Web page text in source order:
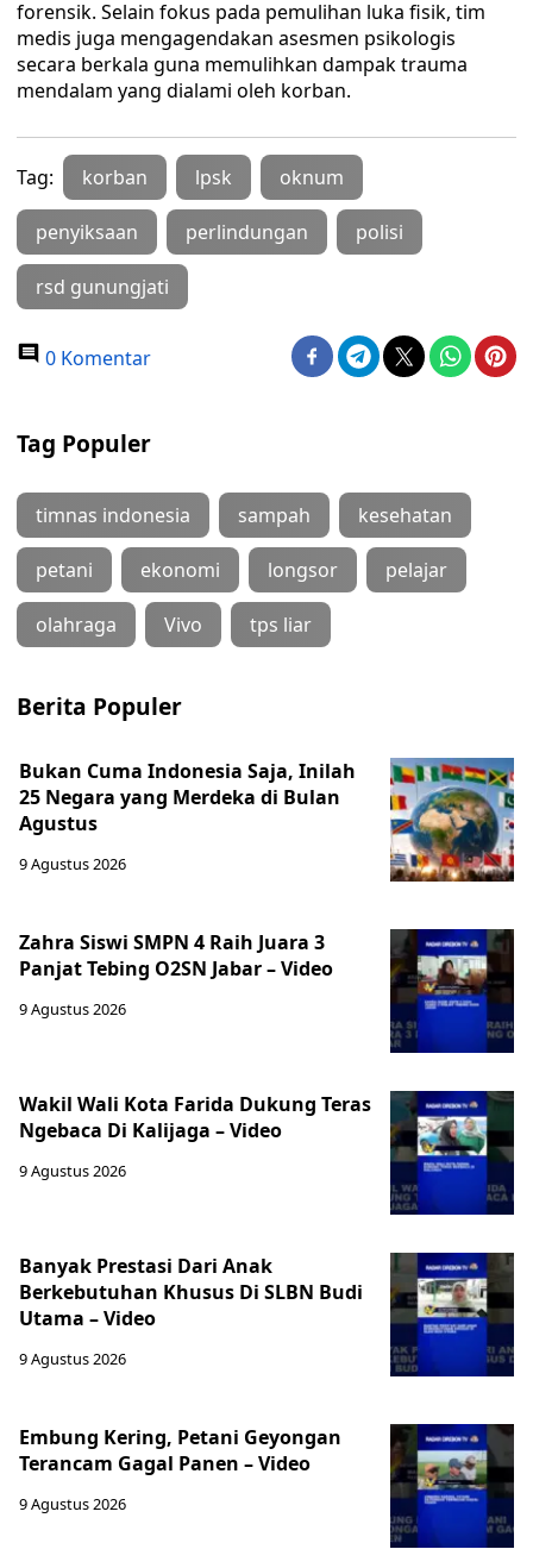
forensik. Selain fokus pada pemulihan luka fisik, tim
medis juga mengagendakan asesmen psikologis
secara berkala guna memulihkan dampak trauma
mendalam yang dialami oleh korban.
Tag: korban lpsk oknum
penyiksaan perlindungan polisi
rsd gunungjati
0 Komentar
Tag Populer
timnas indonesia sampah kesehatan
petani ekonomi longsor pelajar
olahraga Vivo tps liar
Berita Populer
Bukan Cuma Indonesia Saja, Inilah
25 Negara yang Merdeka di Bulan
Agustus
9 Agustus 2026
Zahra Siswi SMPN 4 Raih Juara 3
Panjat Tebing O2SN Jabar – Video
9 Agustus 2026
Wakil Wali Kota Farida Dukung Teras
Ngebaca Di Kalijaga – Video
9 Agustus 2026
Banyak Prestasi Dari Anak
Berkebutuhan Khusus Di SLBN Budi
Utama – Video
9 Agustus 2026
Embung Kering, Petani Geyongan
Terancam Gagal Panen – Video
9 Agustus 2026